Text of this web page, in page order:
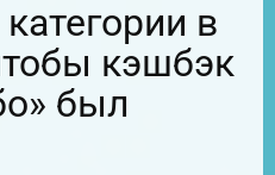
в
кэшбэк
был